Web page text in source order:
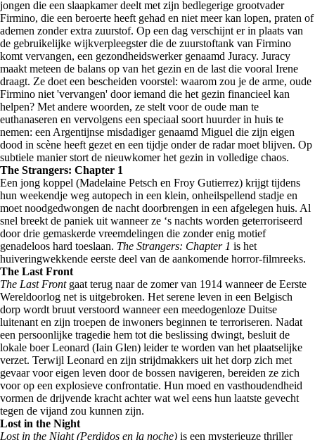
jongen die een slaapkamer deelt met zijn bedlegerige grootvader
Firmino, die een beroerte heeft gehad en niet meer kan lopen, praten of
ademen zonder extra zuurstof. Op een dag verschijnt er in plaats van
de gebruikelijke wijkverpleegster die de zuurstoftank van Firmino
komt vervangen, een gezondheidswerker genaamd Juracy. Juracy
maakt meteen de balans op van het gezin en de last die vooral Irene
draagt. Ze doet een bescheiden voorstel: waarom zou je de arme, oude
Firmino niet 'vervangen' door iemand die het gezin financieel kan
helpen? Met andere woorden, ze stelt voor de oude man te
euthanaseren en vervolgens een speciaal soort huurder in huis te
nemen: een Argentijnse misdadiger genaamd Miguel die zijn eigen
dood in scène heeft gezet en een tijdje onder de radar moet blijven. Op
subtiele manier stort de nieuwkomer het gezin in volledige chaos.
The Strangers: Chapter 1
Een jong koppel (Madelaine Petsch en Froy Gutierrez) krijgt tijdens
hun weekendje weg autopech in een klein, onheilspellend stadje en
moet noodgedwongen de nacht doorbrengen in een afgelegen huis. Al
snel breekt de paniek uit wanneer ze ‘s nachts worden geterroriseerd
door drie gemaskerde vreemdelingen die zonder enig motief
genadeloos hard toeslaan. The Strangers: Chapter 1 is het
huiveringwekkende eerste deel van de aankomende horror-filmreeks.
The Last Front
The Last Frontgaat terug naar de zomer van 1914 wanneer de Eerste
Wereldoorlog net is uitgebroken. Het serene leven in een Belgisch
dorp wordt bruut verstoord wanneer een meedogenloze Duitse
luitenant en zijn troepen de inwoners beginnen te terroriseren. Nadat
een persoonlijke tragedie hem tot die beslissing dwingt, besluit de
lokale boer Leonard (Iain Glen) leider te worden van het plaatselijke
verzet. Terwijl Leonard en zijn strijdmakkers uit het dorp zich met
gevaar voor eigen leven door de bossen navigeren, bereiden ze zich
voor op een explosieve confrontatie. Hun moed en vasthoudendheid
vormen de drijvende kracht achter wat wel eens hun laatste gevecht
tegen de vijand zou kunnen zijn.
Lost in the Night
Lost in the Night (Perdidos en la noche) is een mysterieuze thriller